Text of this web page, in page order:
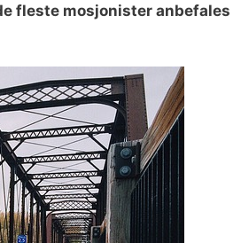
fleste mosjonister anbefales